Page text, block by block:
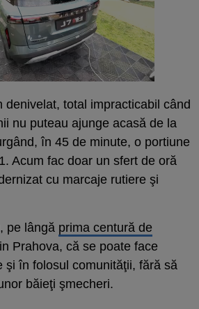
denivelat, total impracticabil când
nu puteau ajunge acasă de la
în 45 de minute, o portiune
Acum fac doar un sfert de oră
cu marcaje rutiere şi
pe lângă prima centură de
Prahova, că se poate face
şi în folosul comunităţii, fără să
băieţi şmecheri.